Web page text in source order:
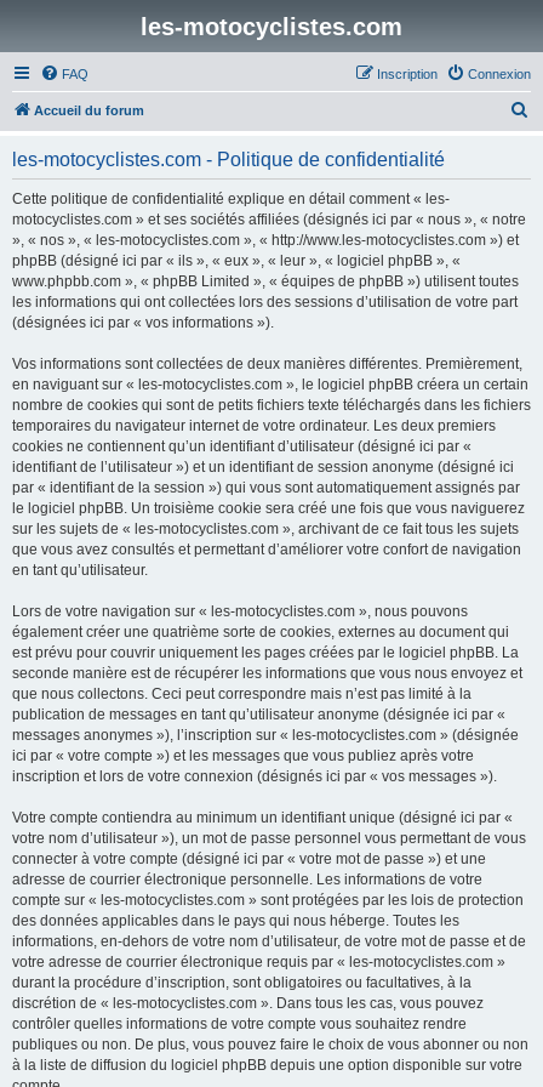
les-motocyclistes.com
FAQ Connexion
Inscription
Accueil du forum
les-motocyclistes.com - Politique de confidentialité
Cette politique de confidentialité explique en détail comment « les-
motocyclistes.com » et ses sociétés affiliées (désignés ici par « nous », « notre
», « nos », « les-motocyclistes.com », « http://www.les-motocyclistes.com ») et
phpBB (désigné ici par « ils », « eux », « leur », « logiciel phpBB », «
www.phpbb.com », « phpBB Limited », « équipes de phpBB ») utilisent toutes
les informations qui ont collectées lors des sessions d’utilisation de votre part
(désignées ici par « vos informations »).
Vos informations sont collectées de deux manières différentes. Premièrement,
en naviguant sur « les-motocyclistes.com », le logiciel phpBB créera un certain
nombre de cookies qui sont de petits fichiers texte téléchargés dans les fichiers
temporaires du navigateur internet de votre ordinateur. Les deux premiers
cookies ne contiennent qu’un identifiant d’utilisateur (désigné ici par «
identifiant de l’utilisateur ») et un identifiant de session anonyme (désigné ici
par « identifiant de la session ») qui vous sont automatiquement assignés par
le logiciel phpBB. Un troisième cookie sera créé une fois que vous naviguerez
sur les sujets de « les-motocyclistes.com », archivant de ce fait tous les sujets
que vous avez consultés et permettant d’améliorer votre confort de navigation
en tant qu’utilisateur.
Lors de votre navigation sur « les-motocyclistes.com », nous pouvons
également créer une quatrième sorte de cookies, externes au document qui
est prévu pour couvrir uniquement les pages créées par le logiciel phpBB. La
seconde manière est de récupérer les informations que vous nous envoyez et
que nous collectons. Ceci peut correspondre mais n’est pas limité à la
publication de messages en tant qu’utilisateur anonyme (désignée ici par «
messages anonymes »), l’inscription sur « les-motocyclistes.com » (désignée
ici par « votre compte ») et les messages que vous publiez après votre
inscription et lors de votre connexion (désignés ici par « vos messages »).
Votre compte contiendra au minimum un identifiant unique (désigné ici par «
votre nom d’utilisateur »), un mot de passe personnel vous permettant de vous
connecter à votre compte (désigné ici par « votre mot de passe ») et une
adresse de courrier électronique personnelle. Les informations de votre
compte sur « les-motocyclistes.com » sont protégées par les lois de protection
des données applicables dans le pays qui nous héberge. Toutes les
informations, en-dehors de votre nom d’utilisateur, de votre mot de passe et de
votre adresse de courrier électronique requis par « les-motocyclistes.com »
durant la procédure d’inscription, sont obligatoires ou facultatives, à la
discrétion de « les-motocyclistes.com ». Dans tous les cas, vous pouvez
contrôler quelles informations de votre compte vous souhaitez rendre
publiques ou non. De plus, vous pouvez faire le choix de vous abonner ou non
à la liste de diffusion du logiciel phpBB depuis une option disponible sur votre